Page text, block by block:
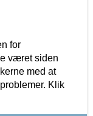
for
været siden
med at
Klik